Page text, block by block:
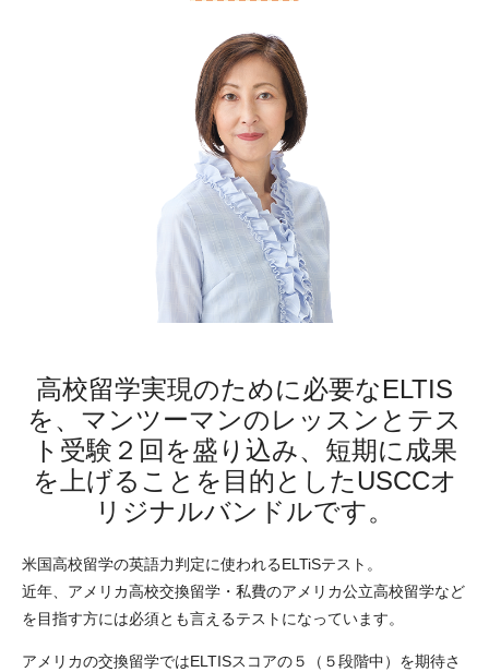
高校留学実現のために必要なELTIS
を、マンツーマンのレッスンとテス
ト受験２回を盛り込み、短期に成果
を上げることを目的としたUSCCオ
リジナルバンドルです。
米国高校留学の英語力判定に使われるELTiSテスト。
近年、アメリカ高校交換留学・私費のアメリカ公立高校留学など
を目指す方には必須とも言えるテストになっています。
アメリカの交換留学ではELTISスコアの５（５段階中）を期待さ